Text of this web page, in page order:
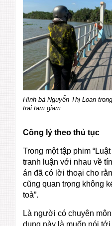
Hình bà Nguyễn Thị Loan
trại tạm giam
Công lý theo thủ tục
Trong một tập phim
tranh luận với nhau về
án đã có lời thoại cho
cũng quan trọng không
toà”.
Là người có chuyên